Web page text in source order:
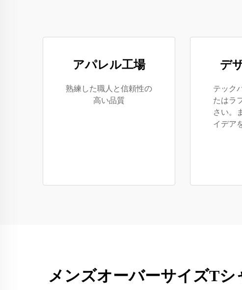
アパレル工場
熟練した職人と信頼性の
高い品質
デ
テック
たはラ
さい。
イデア
メンズオーバーサイズT